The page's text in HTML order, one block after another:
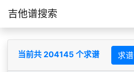
吉他谱搜索
当前共 204145 个求谱 求谱